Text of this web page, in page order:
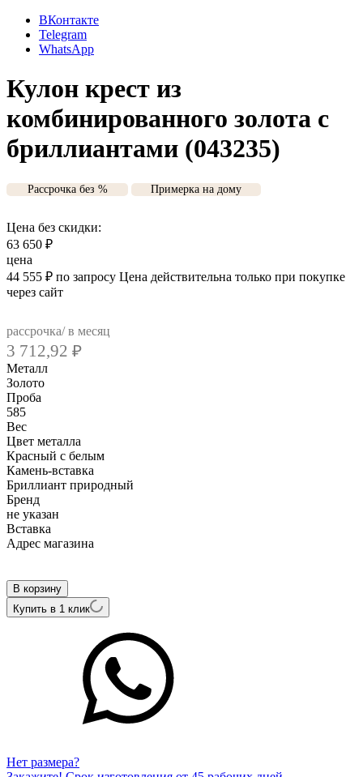
ВКонтакте
Telegram
WhatsApp
Кулон крест из
комбинированного золота с
бриллиантами (043235)
Рассрочка без % Примерка на дому
Цена без скидки:
63 650 ₽
цена
44 555 ₽ по запросу Цена действительна только при покупке
через сайт
рассрочка/ в месяц
3 712,92 ₽
Металл
Золото
Проба
585
Вес
Цвет металла
Красный c белым
Камень-вставка
Бриллиант природный
Бренд
не указан
Вcтавка
Адрес магазина
В корзину
Купить в 1 клик
Нет размера?